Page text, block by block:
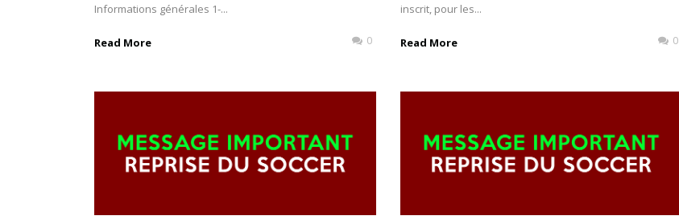
Informations générales 1-...
Read More 0
inscrit, pour les...
Read More 0